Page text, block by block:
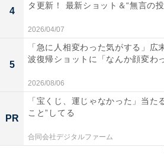
4
タ更新！ 最新ショット＆“無言の
2026/04/07
5
「急に人相変わった気がする」広
波復帰ショットに「なんか顔変わ
2026/08/06
PR
「宝くじ、運じゃなかった」当た
こと”してる
合同会社デジタルファーム